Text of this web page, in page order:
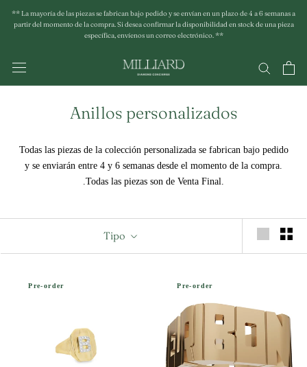
** La mayoría de las piezas se fabrican bajo pedido y se envían en un plazo de 4 a 6 semanas a
partir del momento de la compra. Si desea confirmar la disponibilidad en stock de una pieza
específica, envíenos un correo electrónico. **
Anillos personalizados
Todas las piezas de la colección personalizada se fabrican bajo pedido
y se enviarán entre 4 y 6 semanas desde el momento de la compra.
.Todas las piezas son de Venta Final.
Tipo
Pre-order Pre-order